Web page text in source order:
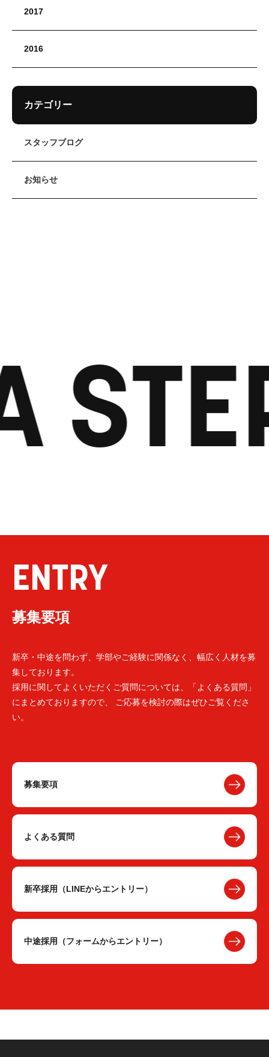
2017
2016
カテゴリー
スタッフブログ
お知らせ
ENTRY
募集要項
新卒・中途を問わず、学部やご経験に関係なく、幅広く人材を募
集しております。
採用に関してよくいただくご質問については、「よくある質問」
にまとめておりますので、 ご応募を検討の際はぜひご覧くださ
い。
募集要項
よくある質問
新卒採用（LINEからエントリー）
中途採用（フォームからエントリー）